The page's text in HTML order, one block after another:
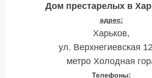
Дом престарелых в
адрес:
Харьков,
ул. Верхнегиевская
метро Холодная
Телефоны: